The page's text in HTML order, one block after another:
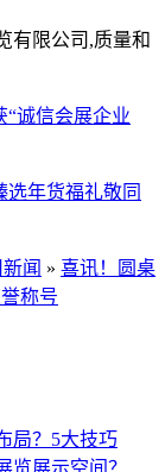
有限公司,质量和
诚信会展企业
年货福礼敬同
闻 » 喜讯！圆桌
称号
局？5大技巧